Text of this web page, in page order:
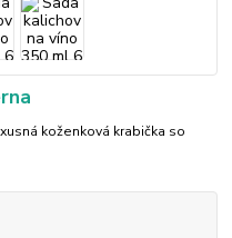
koženková krabička so